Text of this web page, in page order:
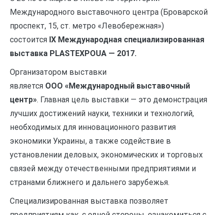
Международного выставочного центра (Броварской
проспект, 15, ст. метро «Левобережная»)
состоится IX Международная специализированная
выставка PLASTEXPOUA — 2017.
Организатором выставки
является ООО «Международный выставочный
центр». Главная цель выставки — это демонстрация
лучших достижений науки, техники и технологий,
необходимых для инновационного развития
экономики Украины, а также содействие в
установлении деловых, экономических и торговых
связей между отечественными предприятиями и
странами ближнего и дальнего зарубежья.
Специализированная выставка позволяет